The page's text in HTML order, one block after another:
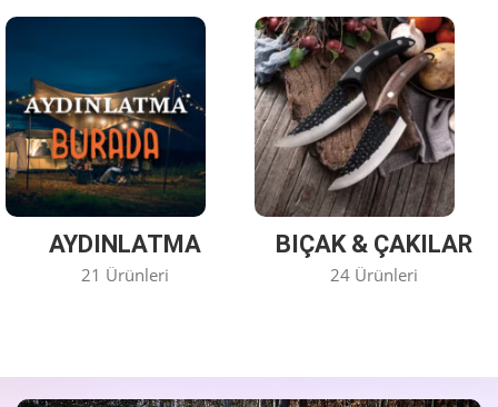
Keşfet
AYDINLATMA
21 Ürünleri
BIÇAK & ÇAKILAR
24 Ürünleri